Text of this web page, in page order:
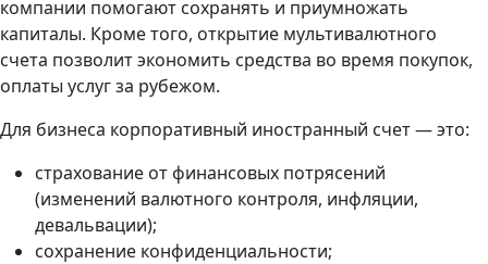
компании помогают сохранять и приумножать
капиталы. Кроме того, открытие мультивалютного
счета позволит экономить средства во время покупок,
оплаты услуг за рубежом.
Для бизнеса корпоративный иностранный счет — это:
страхование от финансовых потрясений
(изменений валютного контроля, инфляции,
девальвации);
сохранение конфиденциальности;